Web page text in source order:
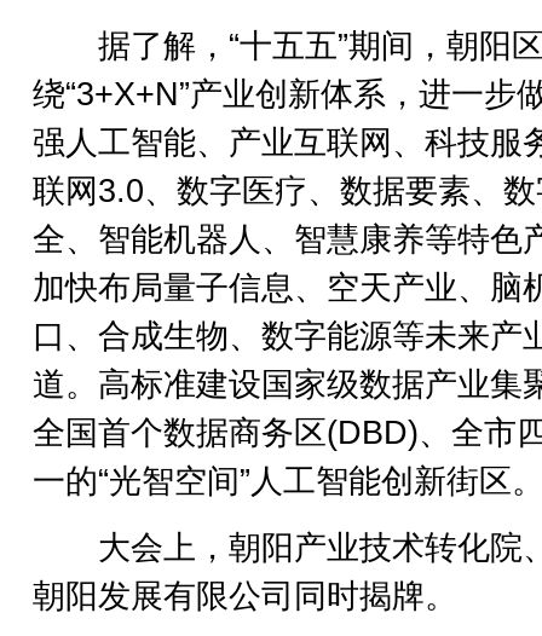
据了解，“十五五”期间，朝阳
绕“3+X+N”产业创新体系，进一步
强人工智能、产业互联网、科技服
联网3.0、数字医疗、数据要素、
全、智能机器人、智慧康养等特色
加快布局量子信息、空天产业、脑
口、合成生物、数字能源等未来产
道。高标准建设国家级数据产业集
全国首个数据商务区(DBD)、全市
一的“光智空间”人工智能创新街区
大会上，朝阳产业技术转化院
朝阳发展有限公司同时揭牌。